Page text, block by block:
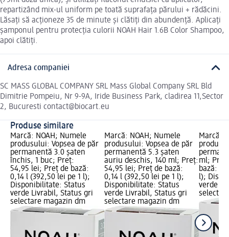
repartizând mix-ul uniform pe toată suprafața părului + rădăcini.
Lăsați să acționeze 35 de minute și clătiți din abundență. Aplicați
șamponul pentru protecția culorii NOAH Hair 1.6B Color Shampoo,
apoi clătiți.
Adresa companiei
SC MASS GLOBAL COMPANY SRL Mass Global Company SRL Bld
Dimitrie Pompeiu, Nr 9-9A, Iride Business Park, cladirea 11,Sector
2, Bucuresti contact@biocart.eu
Produse similare
Marcă: NOAH; Numele
produsului: Vopsea de păr
permanentă 3.0 șaten
închis, 1 buc; Preț:
54,95 lei; Preț de bază:
0,14 l (392,50 lei pe 1 l);
Disponibilitate: Status
verde Livrabil, Status gri
selectare magazin dm
Marcă: NOAH; Numele
produsului: Vopsea de păr
permanentă 5.3 șaten
auriu deschis, 140 ml; Preț:
54,95 lei; Preț de bază:
0,14 l (392,50 lei pe 1 l);
Disponibilitate: Status
verde Livrabil, Status gri
selectare magazin dm
Marcă:
ml;
bază:
l);
verde